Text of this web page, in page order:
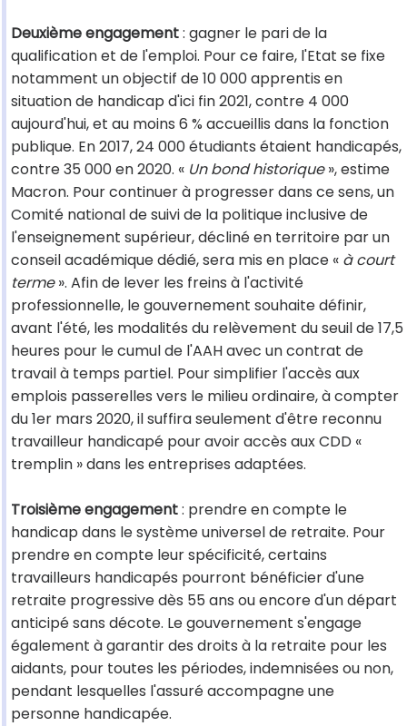
Deuxième engagement: gagner le pari de la
qualification et de l'emploi. Pour ce faire, l'Etat se fixe
notamment un objectif de 10 000 apprentis en
situation de handicap d'ici fin 2021, contre 4 000
aujourd'hui, et au moins 6 % accueillis dans la fonction
publique. En 2017, 24 000 étudiants étaient handicapés,
contre 35 000 en 2020. « Un bond historique», estime
Macron. Pour continuer à progresser dans ce sens, un
Comité national de suivi de la politique inclusive de
l'enseignement supérieur, décliné en territoire par un
conseil académique dédié, sera mis en place « à court
terme». Afin de lever les freins à l'activité
professionnelle, le gouvernement souhaite définir,
avant l'été, les modalités du relèvement du seuil de 17,5
heures pour le cumul de l'AAH avec un contrat de
travail à temps partiel. Pour simplifier l'accès aux
emplois passerelles vers le milieu ordinaire, à compter
du 1er mars 2020, il suffira seulement d'être reconnu
travailleur handicapé pour avoir accès aux CDD «
tremplin » dans les entreprises adaptées.
Troisième engagement: prendre en compte le
handicap dans le système universel de retraite. Pour
prendre en compte leur spécificité, certains
travailleurs handicapés pourront bénéficier d'une
retraite progressive dès 55 ans ou encore d'un départ
anticipé sans décote. Le gouvernement s'engage
également à garantir des droits à la retraite pour les
aidants, pour toutes les périodes, indemnisées ou non,
pendant lesquelles l'assuré accompagne une
personne handicapée.